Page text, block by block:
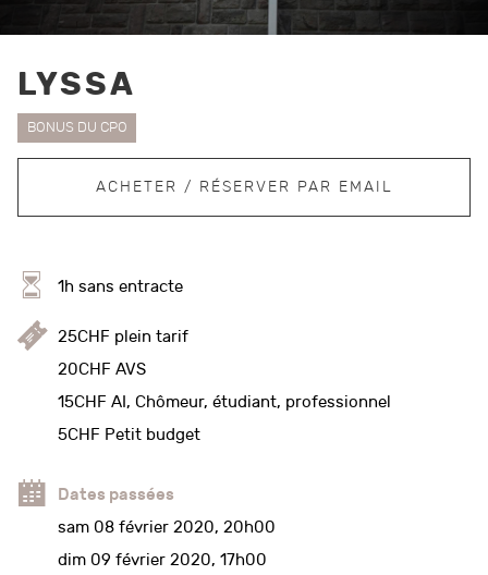
LYSSA
BONUS DU CPO
ACHETER / RÉSERVER PAR EMAIL
1h sans entracte
25CHF plein tarif
20CHF AVS
15CHF AI, Chômeur, étudiant, professionnel
5CHF Petit budget
Dates passées
sam 08 février 2020, 20h00
dim 09 février 2020, 17h00